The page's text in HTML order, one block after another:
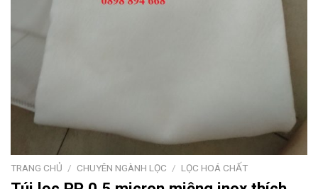
TRANG CHỦ / CHUYÊN NGÀNH LỌC / LỌC HOÁ CHẤT